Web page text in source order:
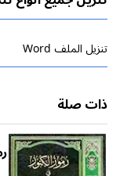
تنزیل الملف Word
ذات صلة